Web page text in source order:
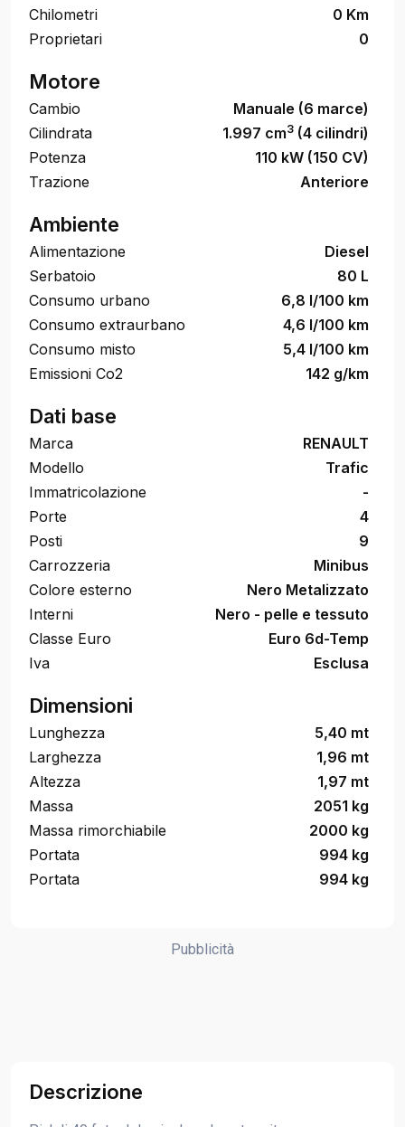
Chilometri
0 Km
Proprietari
0
Motore
Cambio
Manuale (6 marce)
Cilindrata
1.997 cm3 (4 cilindri)
Potenza
110 kW (150 CV)
Trazione
Anteriore
Ambiente
Alimentazione
Diesel
Serbatoio
80 L
Consumo urbano
6,8 l/100 km
Consumo extraurbano
4,6 l/100 km
Consumo misto
5,4 l/100 km
Emissioni Co2
142 g/km
Dati base
Marca
RENAULT
Modello
Trafic
Immatricolazione
-
Porte
4
Posti
9
Carrozzeria
Minibus
Colore esterno
Nero Metalizzato
Interni
Nero - pelle e tessuto
Classe Euro
Euro 6d-Temp
Iva
Esclusa
Dimensioni
Lunghezza
5,40 mt
Larghezza
1,96 mt
Altezza
1,97 mt
Massa
2051 kg
Massa rimorchiabile
2000 kg
Portata
994 kg
Portata
994 kg
Pubblicità
Descrizione